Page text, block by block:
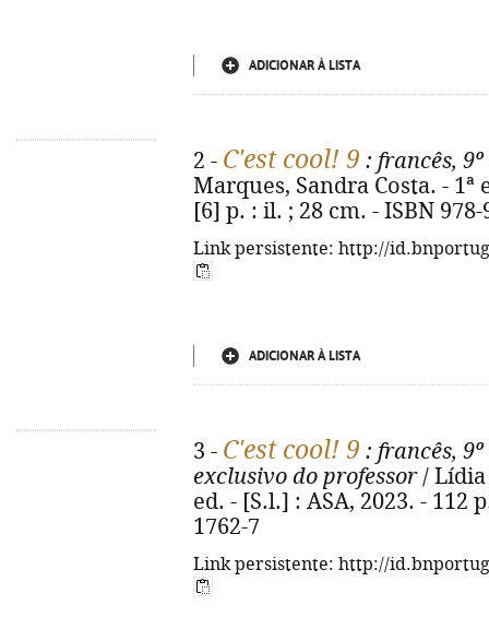
ADICIONAR À LISTA
2 - C'est cool! 9 : francês,
Marques, Sandra Costa. - 1ª
[6] p. : il. ; 28 cm. - ISBN 978-
Link persistente: http://
ADICIONAR À LISTA
3 - C'est cool! 9 : francês,
exclusivo do professor/ Lídia
ed. - [S.l.] : ASA, 2023. - 112
1762-7
Link persistente: http://